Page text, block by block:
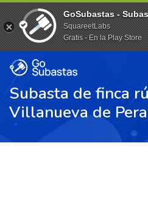
Subasta de finca
Villanueva de
GoSubastas -
SquareetLabs
Gratis - En la Play Store